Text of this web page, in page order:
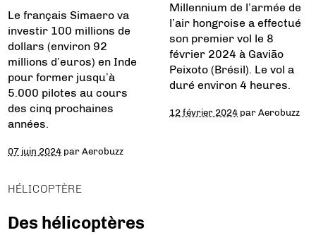
Le français Simaero va
investir 100 millions de
dollars (environ 92
millions d’euros) en Inde
pour former jusqu’à
5.000 pilotes au cours
des cinq prochaines
années.
07 juin 2024 parAerobuzz
Millennium de l’armée de
l’air hongroise a effectué
son premier vol le 8
février 2024 à Gavião
Peixoto (Brésil). Le vol a
duré environ 4 heures.
12 février 2024 parAerobuzz
HÉLICOPTÈRE
Des hélicoptères